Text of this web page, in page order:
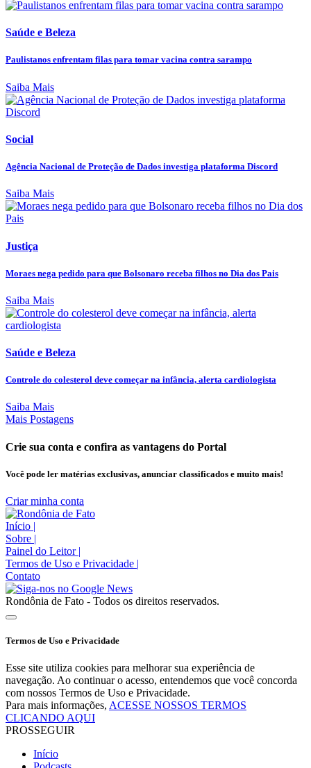
Saúde e Beleza
Paulistanos enfrentam filas para tomar vacina contra sarampo
Saiba Mais
Social
Agência Nacional de Proteção de Dados investiga plataforma Discord
Saiba Mais
Justiça
Moraes nega pedido para que Bolsonaro receba filhos no Dia dos Pais
Saiba Mais
Saúde e Beleza
Controle do colesterol deve começar na infância, alerta cardiologista
Saiba Mais
Mais Postagens
Crie sua conta e confira as vantagens do Portal
Você pode ler matérias exclusivas, anunciar classificados e muito mais!
Criar minha conta
Início |
Sobre |
Painel do Leitor |
Termos de Uso e Privacidade |
Contato
Rondônia de Fato - Todos os direitos reservados.
Termos de Uso e Privacidade
Esse site utiliza cookies para melhorar sua experiência de
navegação. Ao continuar o acesso, entendemos que você concorda
com nossos Termos de Uso e Privacidade.
Para mais informações, ACESSE NOSSOS TERMOS
CLICANDO AQUI
PROSSEGUIR
Início